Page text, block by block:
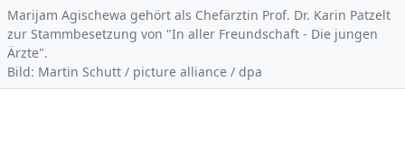
Marijam Agischewa gehört als Chefärztin Prof. Dr. Karin Patzelt
zur Stammbesetzung von "In aller Freundschaft - Die jungen
Ärzte".
Bild: Martin Schutt / picture alliance / dpa